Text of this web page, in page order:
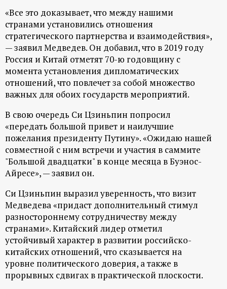
и
о
н
н
ы
й
п
о
р
т
а
л
«Все это доказывает, что между нашими
странами установились отношения
стратегического партнерства и взаимодействия»,
— заявил Медведев. Он добавил, что в 2019 году
Россия и Китай отметят 70-ю годовщину с
момента установления дипломатических
отношений, что повлечет за собой множество
важных для обоих государств мероприятий.
В свою очередь Си Цзиньпин попросил
«передать большой привет и наилучшие
пожелания президенту Путину». «Ожидаю нашей
совместной с ним встречи и участия в саммите
"Большой двадцатки" в конце месяца в Буэнос-
Айресе», — заявил он.
Си Цзиньпин выразил уверенность, что визит
Медведева «придаст дополнительный стимул
разностороннему сотрудничеству между
странами». Китайский лидер отметил
устойчивый характер в развитии российско-
китайских отношений, что сказывается на
уровне политического доверия, а также в
прорывных сдвигах в практической плоскости.